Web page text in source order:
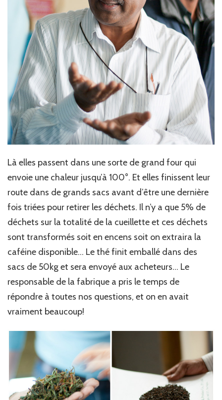
Là elles passent dans une sorte de grand four qui
envoie une chaleur jusqu’à 100°. Et elles finissent leur
route dans de grands sacs avant d’être une dernière
fois triées pour retirer les déchets. Il n’y a que 5% de
déchets sur la totalité de la cueillette et ces déchets
sont transformés soit en encens soit on extraira la
caféine disponible… Le thé finit emballé dans des
sacs de 50kg et sera envoyé aux acheteurs… Le
responsable de la fabrique a pris le temps de
répondre à toutes nos questions, et on en avait
vraiment beaucoup!